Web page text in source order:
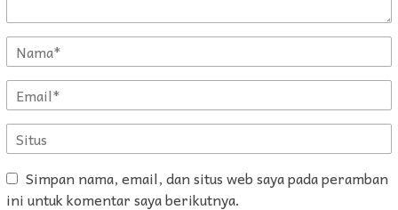
Simpan nama, email, dan situs web saya pada peramban
ini untuk komentar saya berikutnya.